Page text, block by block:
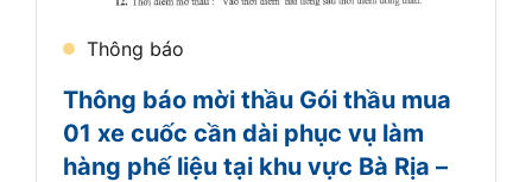
Thông báo mời thầu Gói thầu mua
01 xe cuốc cần dài phục vụ làm
hàng phế liệu tại khu vực Bà Rịa –
Thông báo